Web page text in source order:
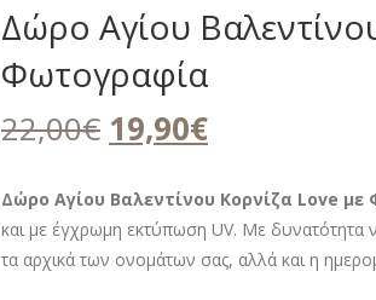
Δώρο Αγίου
Φωτογραφία
22,00€ Original
was:
22,00€.
19,90€Η
τιμή
είναι:
19,90€.
Δώρο Αγίου Βαλεντίνου Κορνίζα Love
και με έγχρωμη εκτύπωση UV. Με δυνατότητα
τα αρχικά των ονομάτων σας, αλλά και η